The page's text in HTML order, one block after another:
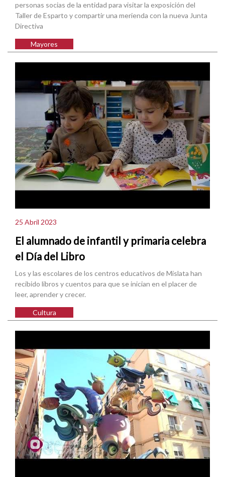
personas socias de la entidad para visitar la exposición del
Taller de Esparto y compartir una merienda con la nueva Junta
Directiva
Mayores
25 Abril 2023
El alumnado de infantil y primaria celebra
el Día del Libro
Los y las escolares de los centros educativos de Mislata han
recibido libros y cuentos para que se inician en el placer de
leer, aprender y crecer.
Cultura